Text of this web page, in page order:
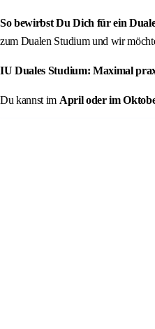
So bewirbst Du Dich für ein
zum Dualen Studium und wir
IU Duales Studium: Maximal
Du kannst im April oder im